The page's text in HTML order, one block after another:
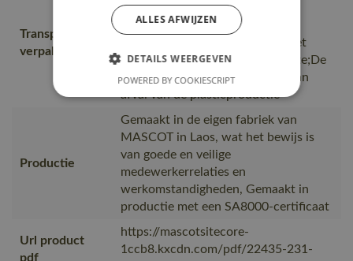
Transport en
verpakking
getransporteerd door
transportpartners met ISO
14001;Vervoerd in zendingen met
maximale benutting van de ruimte;De
productverpakking is gemaakt van
afval van de plasticproductie
Productie
Gemaakt in de eigen fabriek van
MASCOT in Laos, wat het bewijs is
van goede en veilige
medewerkerrelaties en
werkomstandigheden, Gemaakt in
productie met een SA8000-certificaat
Url product
pdf
https://mascotsitecore-
1ccb8.kxcdn.com/pdf/22435-231-
ALLES AFWIJZEN
DETAILS WEERGEVEN
POWERED BY COOKIESCRIPT